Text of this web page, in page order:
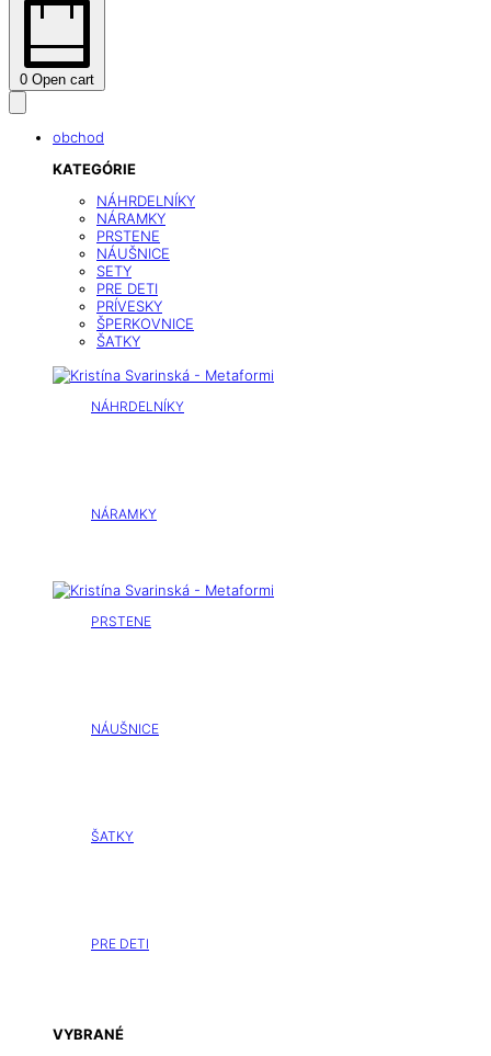
0 Open cart
obchod
KATEGÓRIE
NÁHRDELNÍKY
NÁRAMKY
PRSTENE
NÁUŠNICE
SETY
PRE DETI
PRÍVESKY
ŠPERKOVNICE
ŠATKY
NÁHRDELNÍKY
NÁRAMKY
PRSTENE
NÁUŠNICE
ŠATKY
PRE DETI
VYBRANÉ